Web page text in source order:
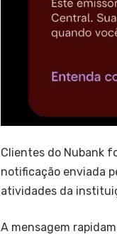
Clientes do Nubank
notificação enviada
atividades da
A mensagem